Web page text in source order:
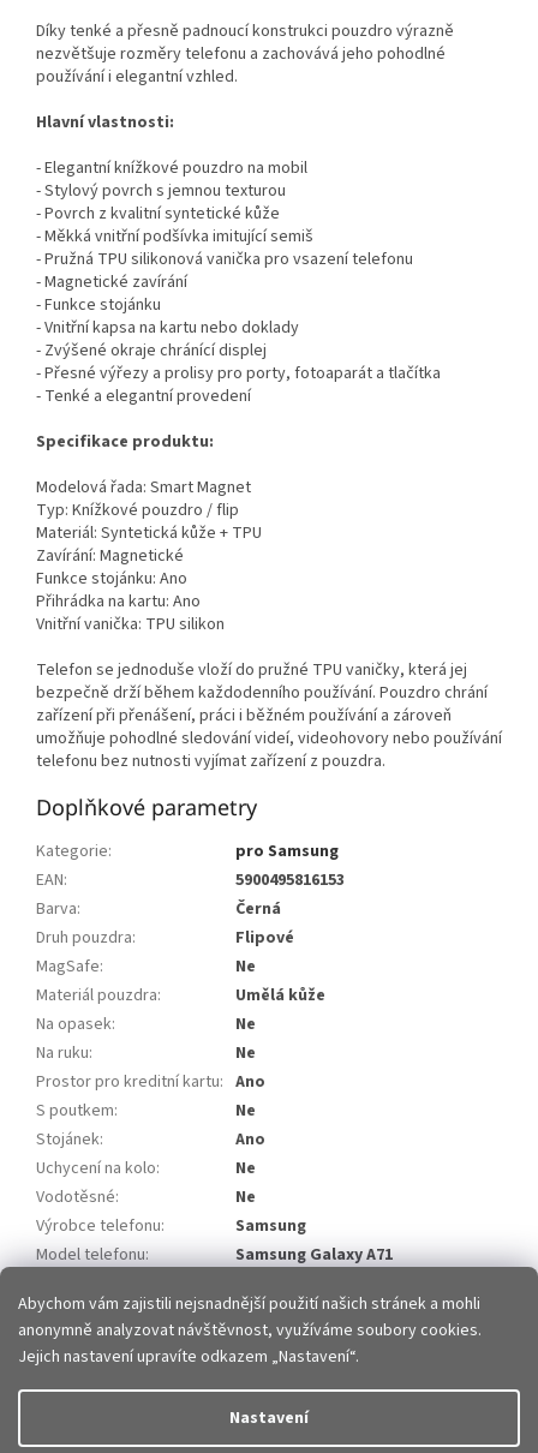
Abychom vám zajistili nejsnadnější použití našich stránek a mohli
anonymně analyzovat návštěvnost, využíváme soubory cookies.
Jejich nastavení upravíte odkazem „Nastavení“.
Nastavení
Díky tenké a přesně padnoucí konstrukci pouzdro výrazně
nezvětšuje rozměry telefonu a zachovává jeho pohodlné
používání i elegantní vzhled.
Hlavní vlastnosti:
- Elegantní knížkové pouzdro na mobil
- Stylový povrch s jemnou texturou
- Povrch z kvalitní syntetické kůže
- Měkká vnitřní podšívka imitující semiš
- Pružná TPU silikonová vanička pro vsazení telefonu
- Magnetické zavírání
- Funkce stojánku
- Vnitřní kapsa na kartu nebo doklady
- Zvýšené okraje chránící displej
- Přesné výřezy a prolisy pro porty, fotoaparát a tlačítka
- Tenké a elegantní provedení
Specifikace produktu:
Modelová řada: Smart Magnet
Typ: Knížkové pouzdro / flip
Materiál: Syntetická kůže + TPU
Zavírání: Magnetické
Funkce stojánku: Ano
Přihrádka na kartu: Ano
Vnitřní vanička: TPU silikon
Telefon se jednoduše vloží do pružné TPU vaničky, která jej
bezpečně drží během každodenního používání. Pouzdro chrání
zařízení při přenášení, práci i běžném používání a zároveň
umožňuje pohodlné sledování videí, videohovory nebo používání
telefonu bez nutnosti vyjímat zařízení z pouzdra.
Doplňkové parametry
Kategorie:
pro Samsung
EAN:
5900495816153
Barva:
Černá
Druh pouzdra:
Flipové
MagSafe:
Ne
Materiál pouzdra:
Umělá kůže
Na opasek:
Ne
Na ruku:
Ne
Prostor pro kreditní kartu: Ano
S poutkem:
Ne
Stojánek:
Ano
Uchycení na kolo:
Ne
Vodotěsné:
Ne
Výrobce telefonu:
Samsung
Model telefonu:
Samsung Galaxy A71